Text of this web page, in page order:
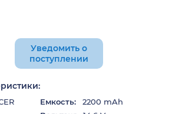
Уведомить о
поступлении
Емкость:
2200 mAh